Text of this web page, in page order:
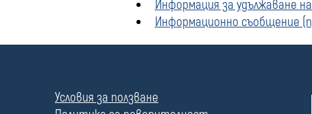
Информация за удължаване
Информационно съобщение
л
е
Условия за ползване